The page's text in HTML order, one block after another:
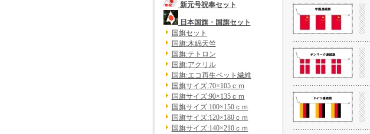
新元号祝奉セット
日本国旗・国旗セット
国旗セット
国旗:木綿天竺
国旗:テトロン
国旗:アクリル
国旗:エコ再生ペット繊維
国旗サイズ:70×105ｃｍ
国旗サイズ:90×135ｃｍ
国旗サイズ:100×150ｃｍ
国旗サイズ:120×180ｃｍ
国旗サイズ:140×210ｃｍ